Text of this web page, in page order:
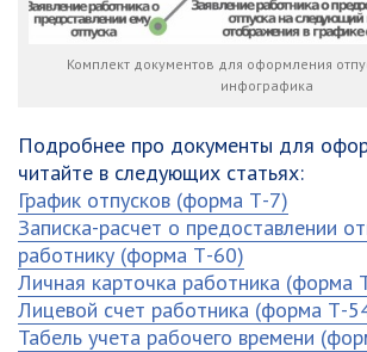
Комплект документов для оформления
инфографика
Подробнее про документы для
читайте в следующих статьях:
График отпусков (форма Т-7)
Записка-расчет о предоставлении
работнику (форма Т-60)
Личная карточка работника (форма
Лицевой счет работника (форма Т-
Табель учета рабочего времени